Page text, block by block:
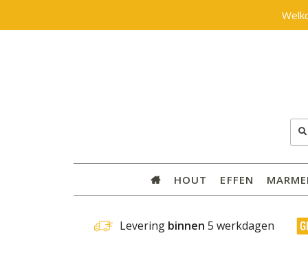
HOUT EFFEN
Levering binnen 5 werkdagen